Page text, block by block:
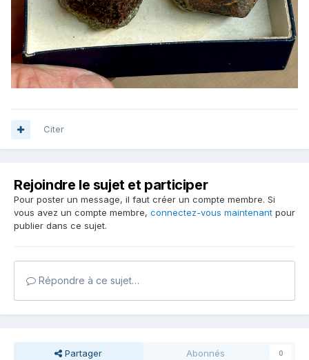
Citer
Rejoindre le sujet et participer
Pour poster un message, il faut créer un compte membre. Si
vous avez un compte membre, connectez-vous maintenant pour
publier dans ce sujet.
Répondre à ce sujet…
Partager Abonnés 0